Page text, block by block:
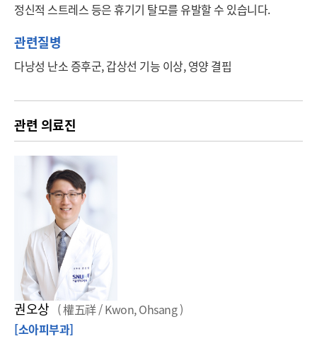
정신적 스트레스 등은 휴기기 탈모를 유발할 수 있습니다.
관련질병
다낭성 난소 증후군, 갑상선 기능 이상, 영양 결핍
관련 의료진
권오상 ( 權五祥 / Kwon, Ohsang )
[소아피부과]